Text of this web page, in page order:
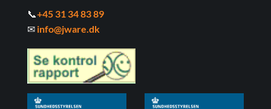
📞+45 31 34 83 89
✉ info@jware.dk